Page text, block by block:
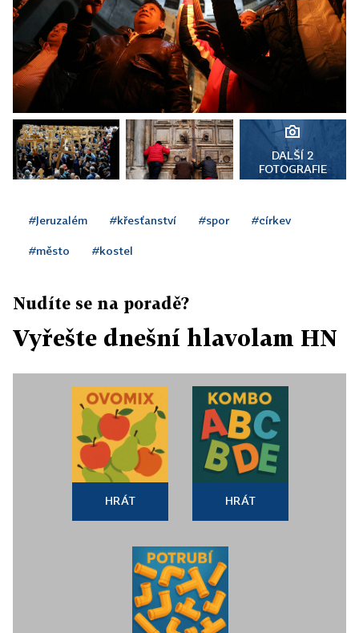
DALŠÍ 2
FOTOGRAFIE
#Jeruzalém #křesťanství #spor #církev
#město #kostel
Nudíte se na poradě?
Vyřešte dnešní hlavolam HN
HRÁT HRÁT